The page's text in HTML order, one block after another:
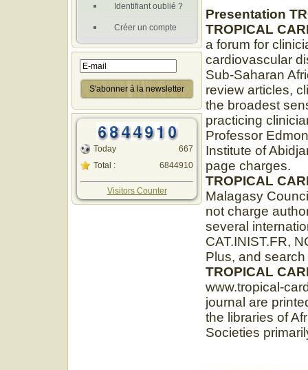
Identifiant oublié ?
Créer un compte
Today
Total :
667
6844910
Visitors Counter
Presentation
TROPICAL
a forum for
cardiovascular
Sub-Saharan
review articles,
the broadest
practicing
Professor
Institute of
page charges.
TROPICAL
Malagasy
not charge
several
CAT.INIST.FR,
Plus, and
TROPICAL
www.tropical-
journal are
the libraries of
Societies